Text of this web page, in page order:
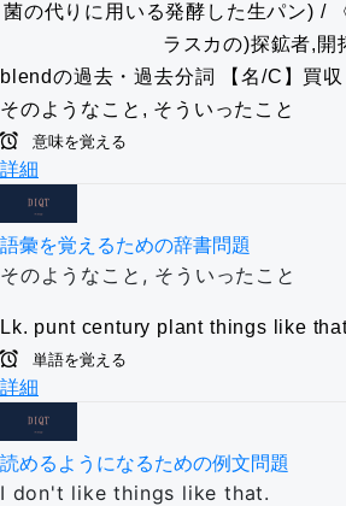
菌の代りに用いる発酵した生パン) /
ラスカの)探鉱者,開
blendの過去・過去分詞
【名/C】買
そのようなこと, そういったこと
意味を覚える
詳細
語彙を覚えるための辞書問題
そのようなこと, そういったこと
Lk. punt century plant things like
単語を覚える
詳細
読めるようになるための例文問題
I don't like things like that.